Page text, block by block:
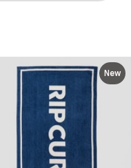
New